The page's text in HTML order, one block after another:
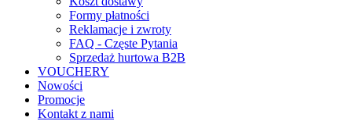
Formy płatności
Reklamacje i zwroty
FAQ - Częste Pytania
Sprzedaż hurtowa B2B
VOUCHERY
Nowości
Promocje
Kontakt z nami